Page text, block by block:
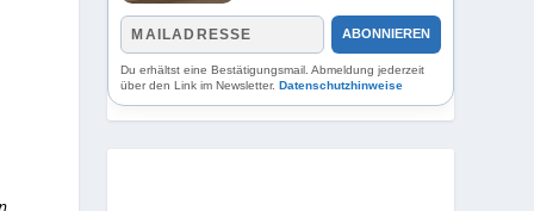
ABONNIEREN
Du erhältst eine Bestätigungsmail. Abmeldung jederzeit
über den Link im Newsletter.Datenschutzhinweise